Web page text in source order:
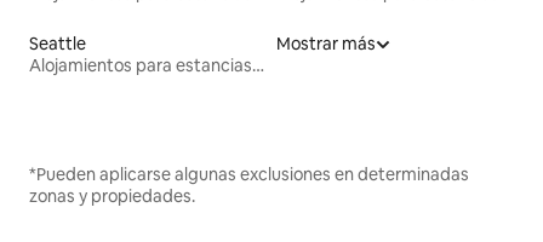
Seattle
Alojamientos para estancias largas
Mostrar más
*Pueden aplicarse algunas exclusiones en determinadas
zonas y propiedades.